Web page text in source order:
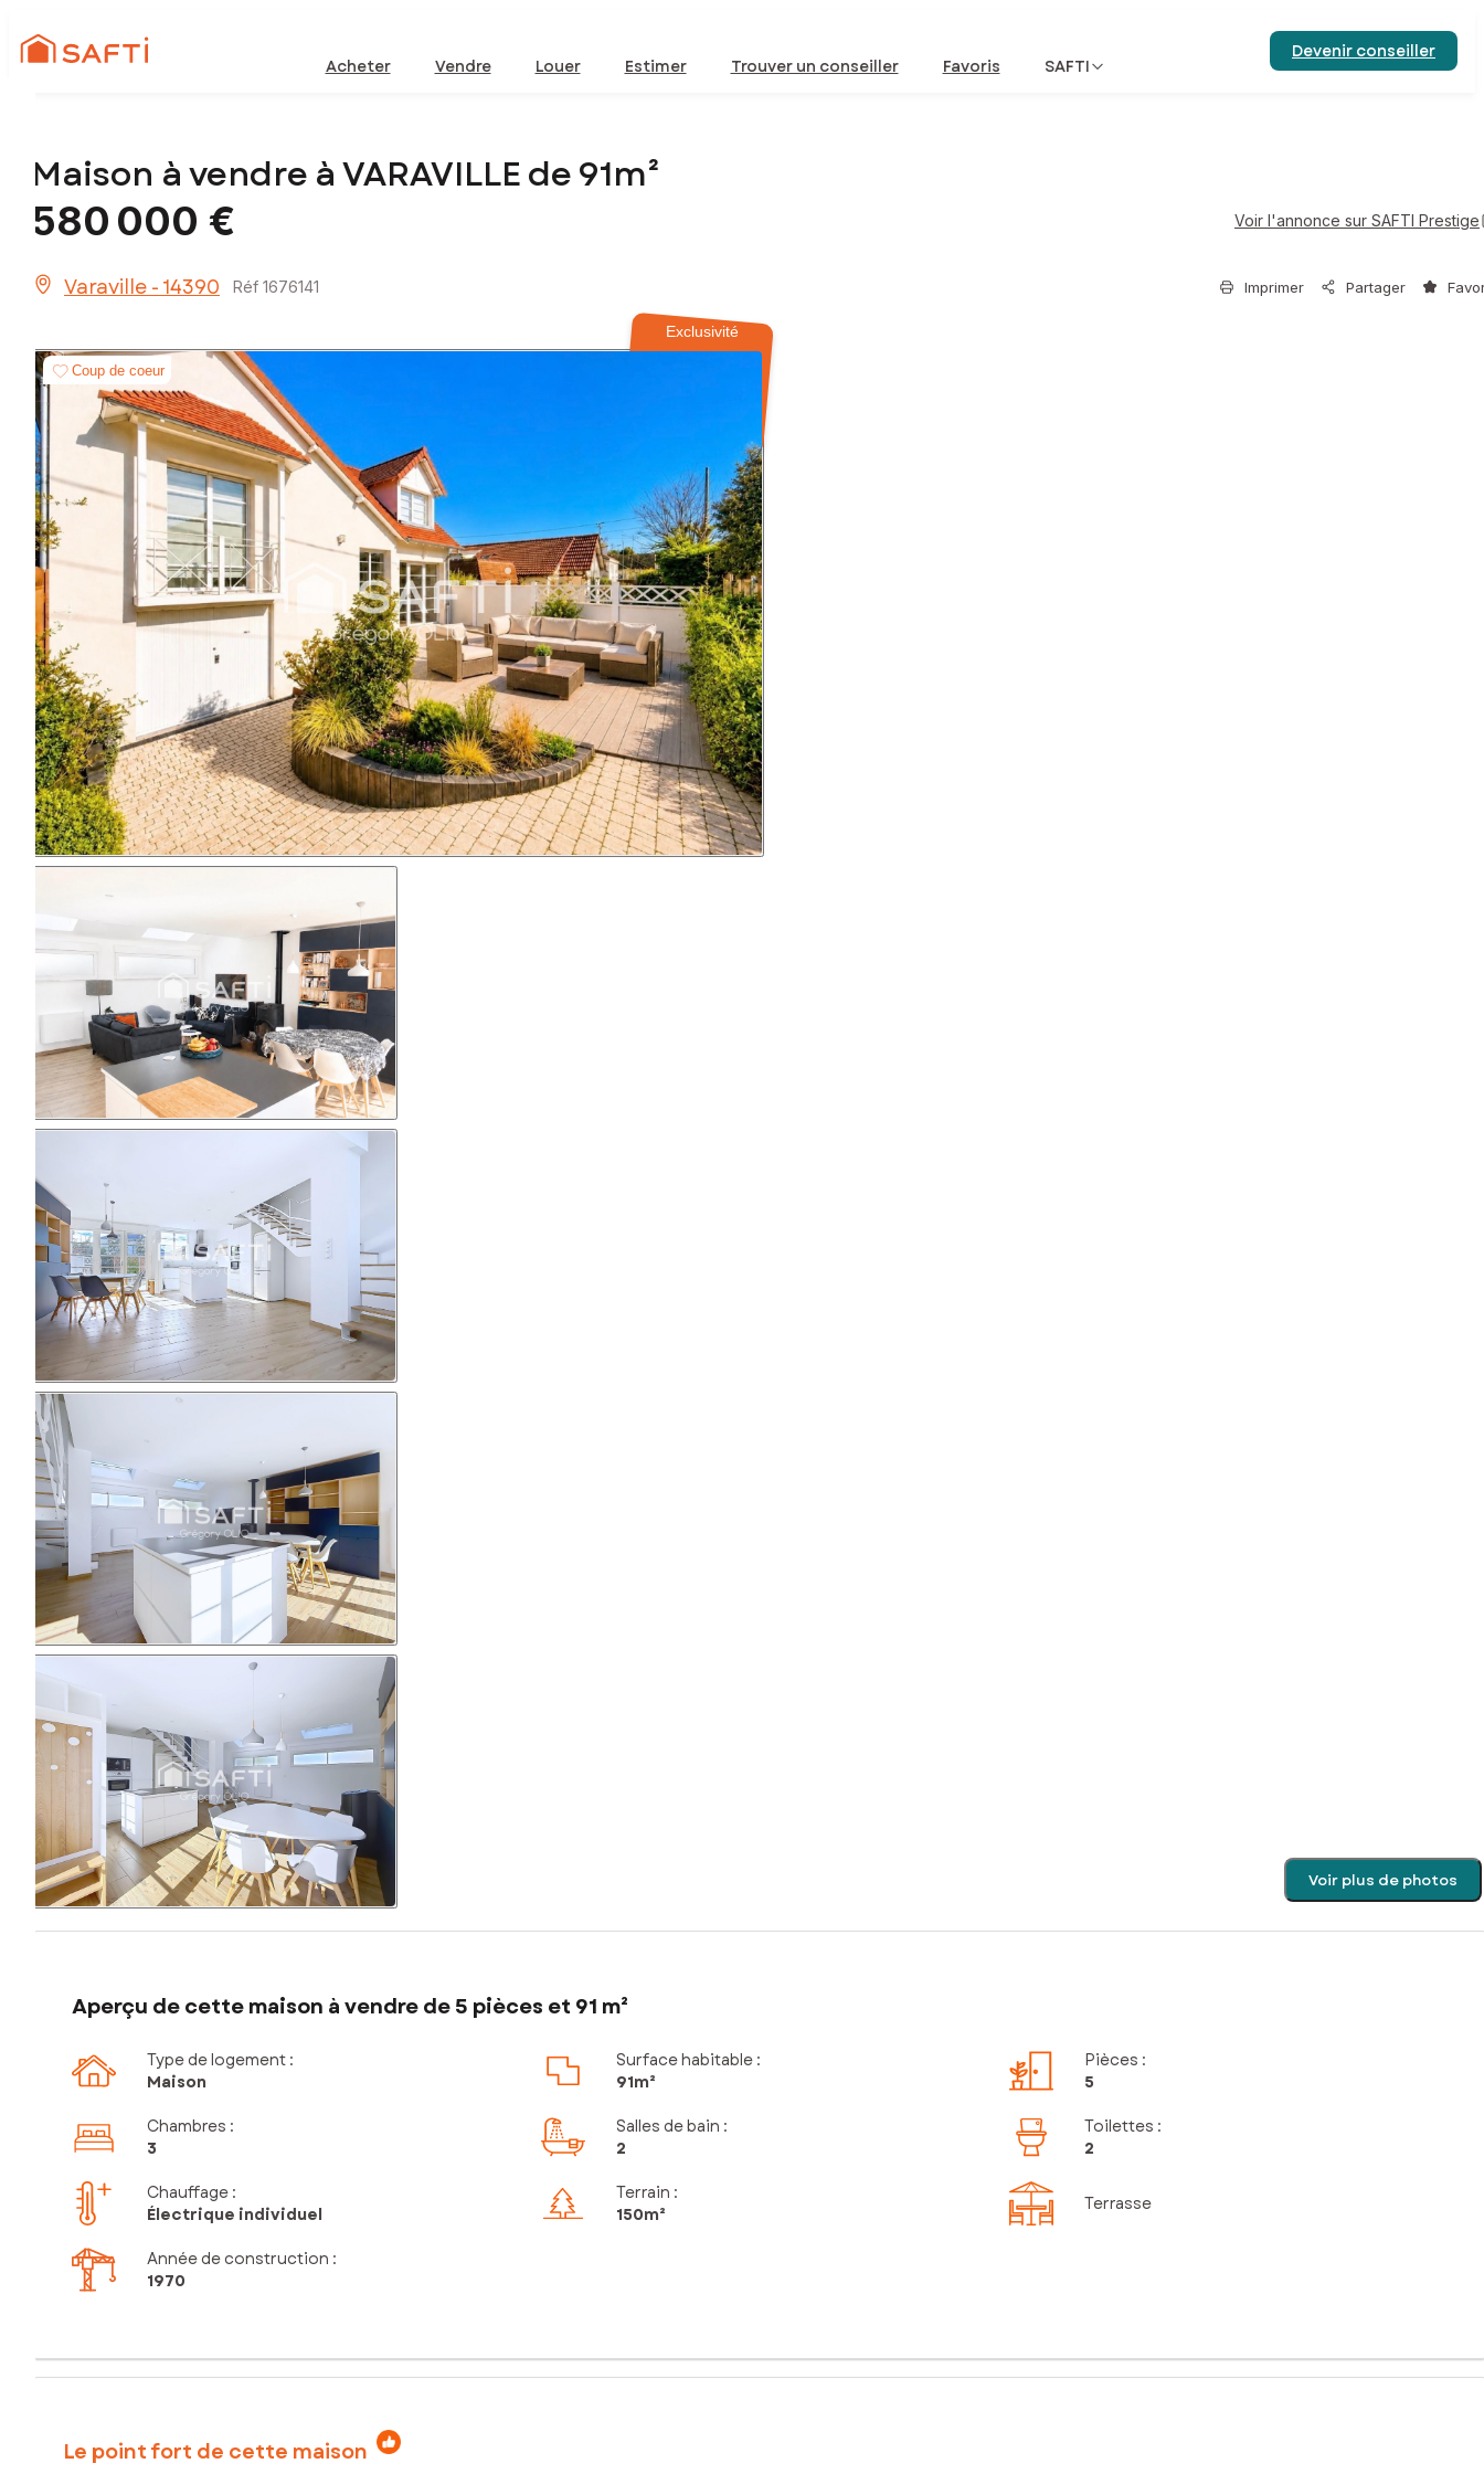
Acheter Vendre Louer Estimer Trouver un conseiller Favoris SAFTI
Devenir conseiller
Maison à vendre à VARAVILLE de 91m²
580 000 € Voir l'annonce sur SAFTI Prestige
Varaville - 14390 Réf 1676141 Imprimer Partager
Exclusivité
Coup de coeur
Voir plus de photos
Aperçu de cette maison à vendre de 5 pièces et 91 m²
Type de logement :
Maison
Surface habitable :
91m²
Pièces :
5
Chambres :
3
Salles de bain :
2
Toilettes :
2
Chauffage :
Électrique individuel
Terrain :
150m²
Terrasse
Année de construction :
1970
Le point fort de cette maison